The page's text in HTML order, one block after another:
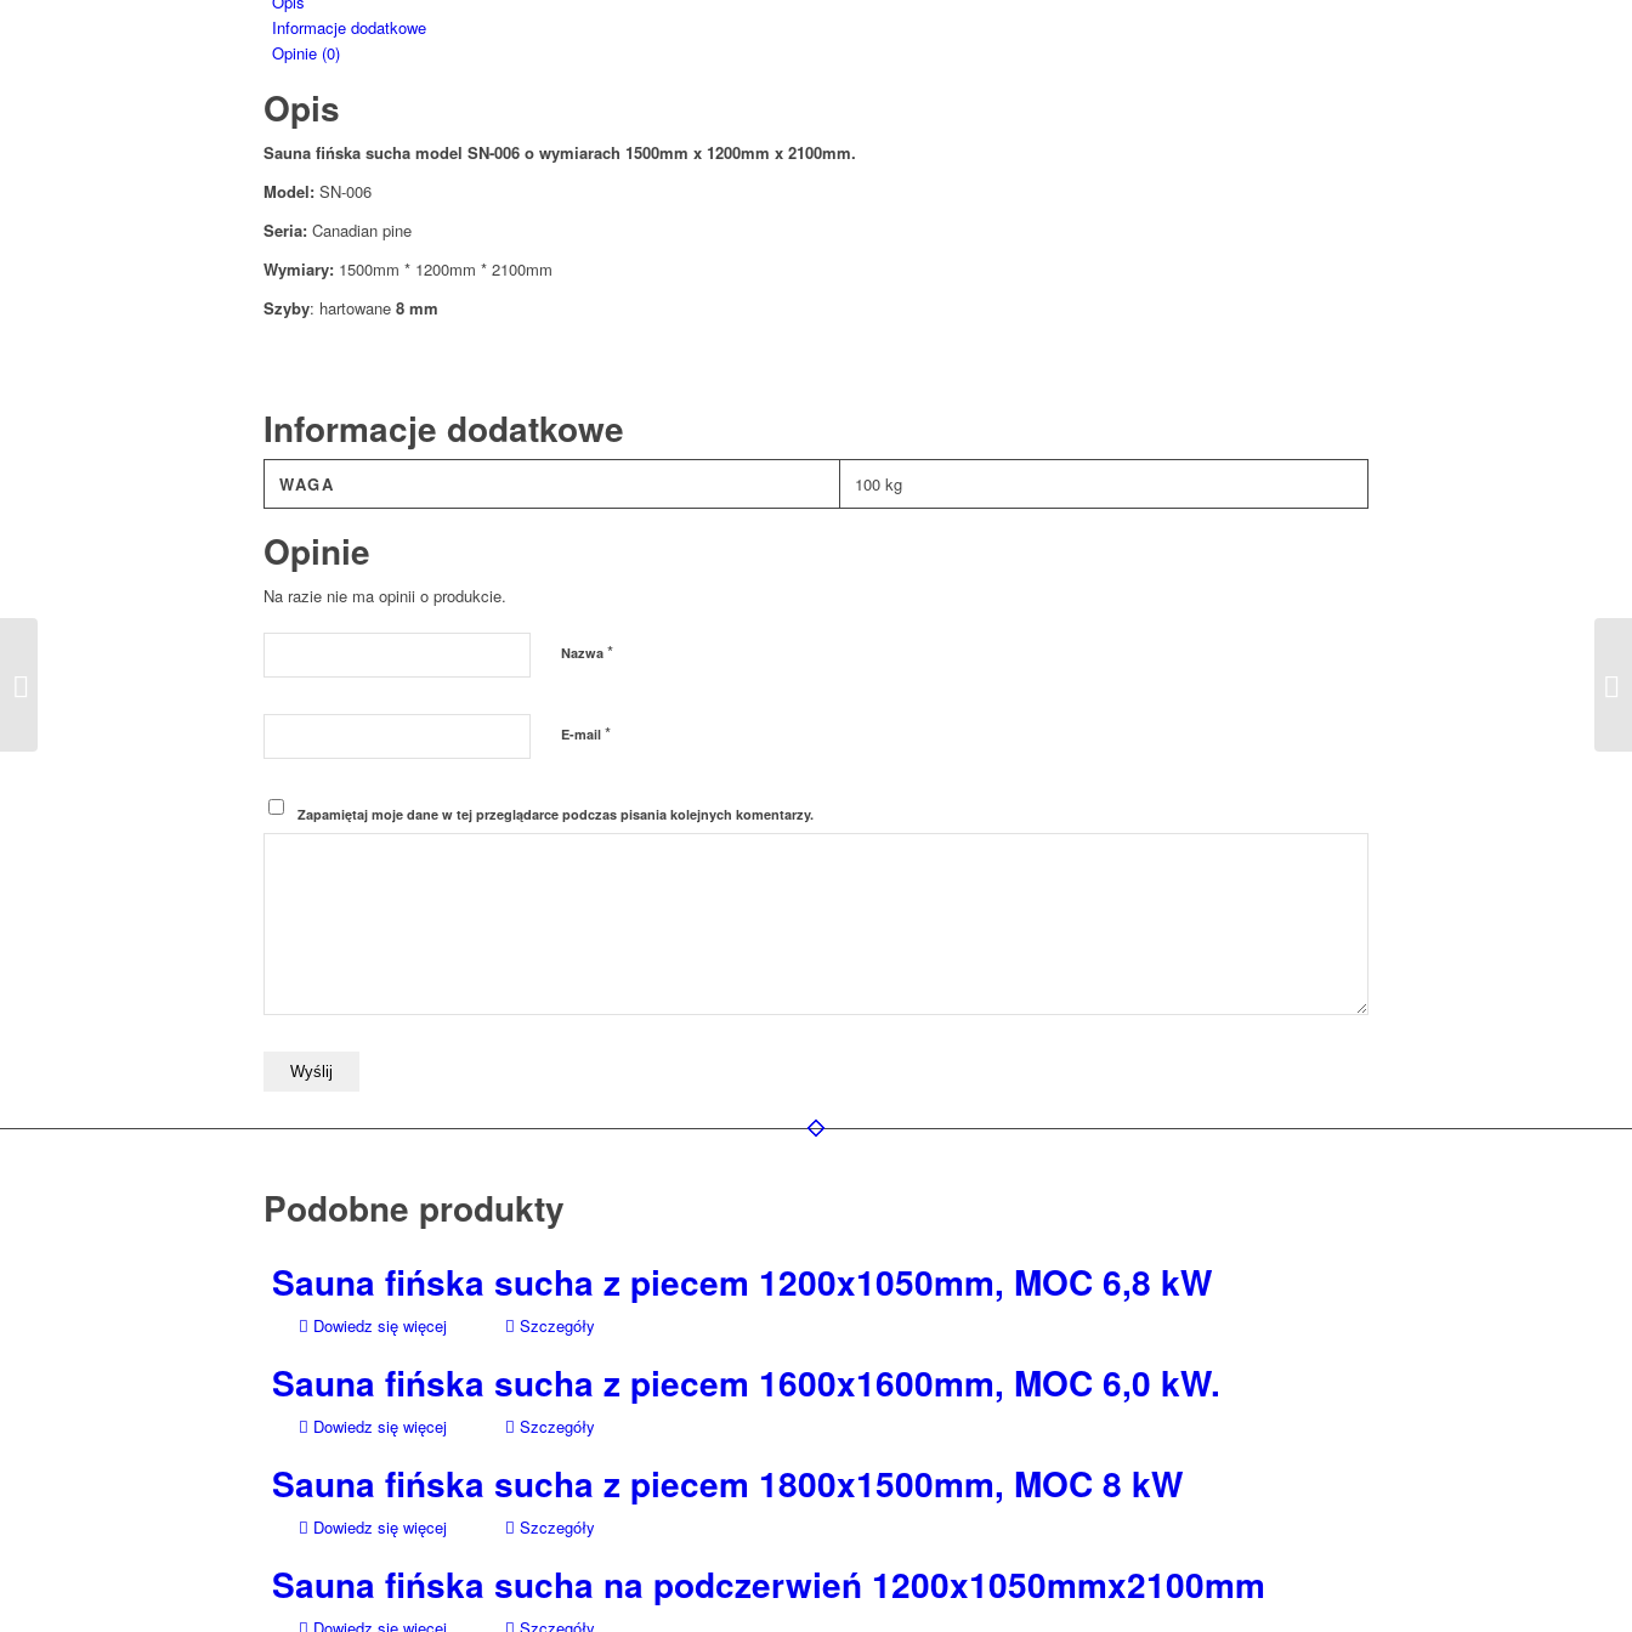
Informacje dodatkowe
Opinie (0)
Opis
Sauna fińska sucha model SN-006 o wymiarach 1500mm x 1200mm x 2100mm.
Model: SN-006
Seria: Canadian pine
Wymiary: 1500mm * 1200mm * 2100mm
Szyby: hartowane 8 mm
Informacje dodatkowe
WAGA 100 kg
Opinie
Na razie nie ma opinii o produkcie.
Nazwa *
E-mail *
Zapamiętaj moje dane w tej przeglądarce podczas pisania kolejnych komentarzy.
Podobne produkty
Sauna fińska sucha z piecem 1200x1050mm, MOC 6,8 kW
Dowiedz się więcej Szczegóły
Sauna fińska sucha z piecem 1600x1600mm, MOC 6,0 kW.
Dowiedz się więcej Szczegóły
Sauna fińska sucha z piecem 1800x1500mm, MOC 8 kW
Dowiedz się więcej Szczegóły
Sauna fińska sucha na podczerwień 1200x1050mmx2100mm